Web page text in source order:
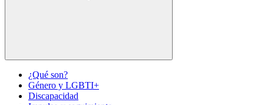
¿Qué son?
Género y LGBTI+
Discapacidad